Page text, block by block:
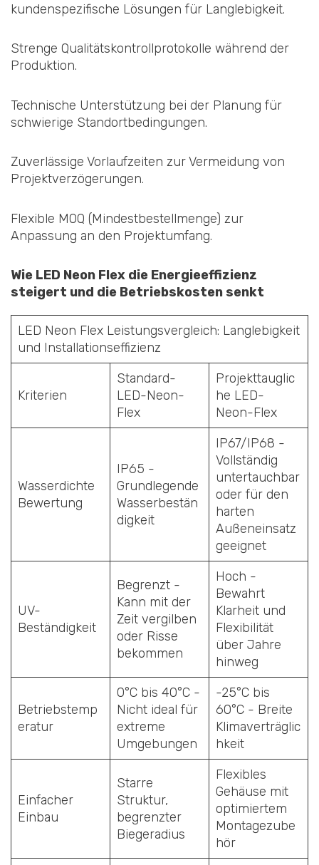
kundenspezifische Lösungen für Langlebigkeit.
Strenge Qualitätskontrollprotokolle während der
Produktion.
Technische Unterstützung bei der Planung für
schwierige Standortbedingungen.
Zuverlässige Vorlaufzeiten zur Vermeidung von
Projektverzögerungen.
Flexible MOQ (Mindestbestellmenge) zur
Anpassung an den Projektumfang.
Wie LED Neon Flex die Energieeffizienz
steigert und die Betriebskosten senkt
LED Neon Flex Leistungsvergleich: Langlebigkeit
und Installationseffizienz
Kriterien
Standard-
LED-Neon-
Flex
Projekttauglic
he LED-
Neon-Flex
Wasserdichte
Bewertung
IP65 -
Grundlegende
Wasserbestän
digkeit
IP67/IP68 -
Vollständig
untertauchbar
oder für den
harten
Außeneinsatz
geeignet
UV-
Beständigkeit
Begrenzt -
Kann mit der
Zeit vergilben
oder Risse
bekommen
Hoch -
Bewahrt
Klarheit und
Flexibilität
über Jahre
hinweg
Betriebstemp
eratur
0°C bis 40°C -
Nicht ideal für
extreme
Umgebungen
-25°C bis
60°C - Breite
Klimaverträglic
hkeit
Einfacher
Einbau
Starre
Struktur,
begrenzter
Biegeradius
Flexibles
Gehäuse mit
optimiertem
Montagezube
hör